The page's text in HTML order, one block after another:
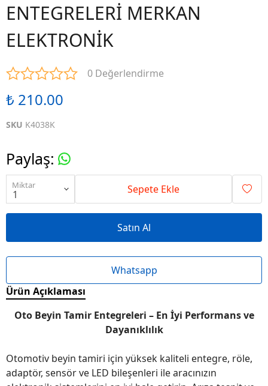
ENTEGRELERİ MERKAN
ELEKTRONİK
0 Değerlendirme
₺ 210.00
SKU K4038K
Paylaş:
Miktar Sepete Ekle
Satın Al
Whatsapp
Ürün Açıklaması
Oto Beyin Tamir Entegreleri – En İyi Performans ve
Dayanıklılık
Otomotiv beyin tamiri için yüksek kaliteli entegre, röle,
adaptör, sensör ve LED bileşenleri ile aracınızın